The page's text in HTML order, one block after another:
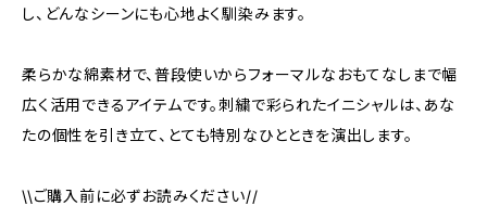
し、どんなシーンにも心地よく馴染みます。
柔らかな綿素材で、普段使いからフォーマルなおもてなしまで幅
広く活用できるアイテムです。刺繍で彩られたイニシャルは、あな
たの個性を引き立て、とても特別なひとときを演出します。
\\ご購入前に必ずお読みください//